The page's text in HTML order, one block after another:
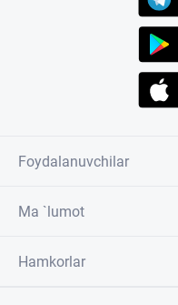
Foydalanuvchilar
Ma `lumot
Hamkorlar